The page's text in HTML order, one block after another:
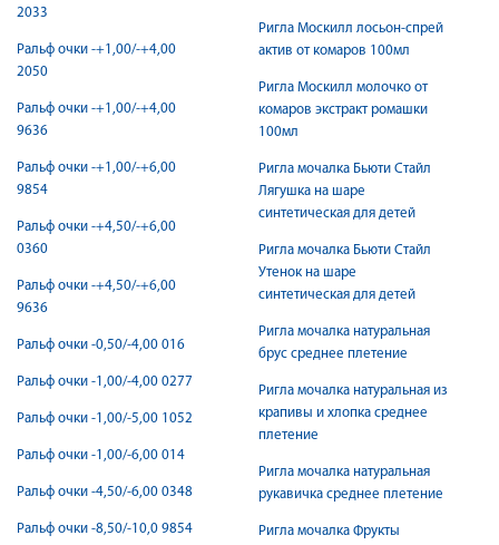
2033
Ральф очки -+1,00/-+4,00
2050
Ральф очки -+1,00/-+4,00
9636
Ральф очки -+1,00/-+6,00
9854
Ральф очки -+4,50/-+6,00
0360
Ральф очки -+4,50/-+6,00
9636
Ральф очки -0,50/-4,00 016
Ральф очки -1,00/-4,00 0277
Ральф очки -1,00/-5,00 1052
Ральф очки -1,00/-6,00 014
Ральф очки -4,50/-6,00 0348
Ральф очки -8,50/-10,0 9854
Ригла Москилл лосьон-спрей
актив от комаров 100мл
Ригла Москилл молочко от
комаров экстракт ромашки
100мл
Ригла мочалка Бьюти Стайл
Лягушка на шаре
синтетическая для детей
Ригла мочалка Бьюти Стайл
Утенок на шаре
синтетическая для детей
Ригла мочалка натуральная
брус среднее плетение
Ригла мочалка натуральная из
крапивы и хлопка среднее
плетение
Ригла мочалка натуральная
рукавичка среднее плетение
Ригла мочалка Фрукты